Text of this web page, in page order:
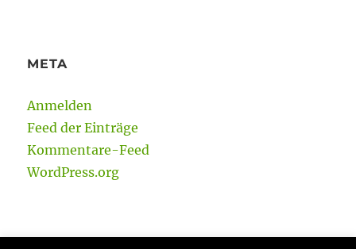
META
Anmelden
Feed der Einträge
Kommentare-Feed
WordPress.org